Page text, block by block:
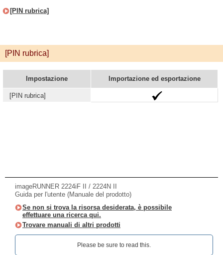
[PIN rubrica]
[PIN rubrica]
Impostazione Importazione ed esportazione
[PIN rubrica]
imageRUNNER 2224iF II / 2224N II
Guida per l'utente (Manuale del prodotto)
Se non si trova la risorsa desiderata, è possibile
effettuare una ricerca qui.
Trovare manuali di altri prodotti
Please be sure to read this.‎